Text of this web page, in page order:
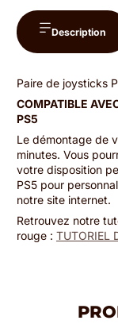
Description
Paire de joysticks
COMPATIBLE
PS5
Le démontage de
minutes. Vous
votre disposition
PS5 pour
notre site internet.
Retrouvez notre
rouge : TUTORIEL